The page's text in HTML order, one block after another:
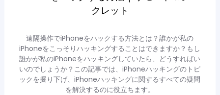
クレット
遠隔操作でiPhoneをハックする方法とは？誰かが私の
iPhoneをこっそりハッキングすることはできますか？もし
誰かが私のiPhoneをハッキングしていたら、どうすればい
いのでしょうか？この記事では、iPhoneハッキングのトピ
ックを掘り下げ、iPhoneハッキングに関するすべての疑問
を解決するのに役立ちます。